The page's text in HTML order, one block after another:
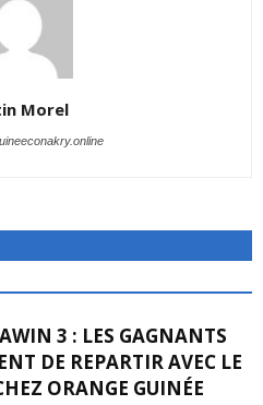
Morel
3 : LES GAGNANTS
DE REPARTIR AVEC LE
ORANGE GUINÉE